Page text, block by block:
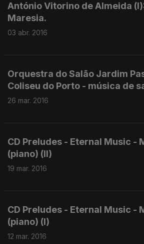
António Vitorino de Almeida
Maresia.
03 abr. 2016
Orquestra do Salão Jardim
Coliseu do Porto - música de
26 mar. 2016
CD Preludes - Eternal Music -
(piano) (II)
19 mar. 2016
CD Preludes - Eternal Music -
(piano) (I)
12 mar. 2016